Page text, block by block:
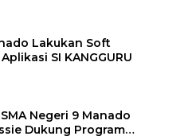
Lakukan Soft
SI KANGGURU
Negeri 9 Manado
Dukung Program